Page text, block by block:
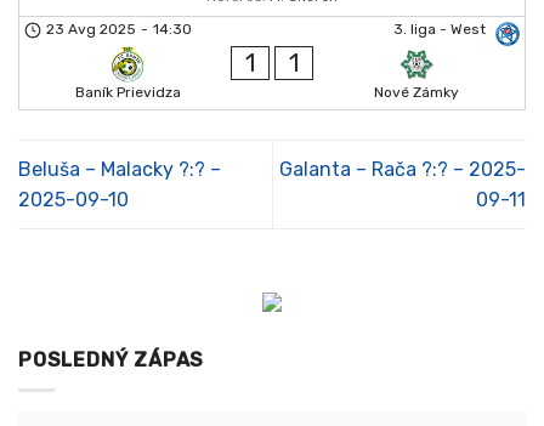
3. liga - West
23 Avg 2025 - 14:30
Baník Prievidza
1 1
Nové Zámky
Beluša – Malacky ?:? –
2025-09-10
Galanta – Rača ?:? – 2025-
09-11
POSLEDNÝ ZÁPAS